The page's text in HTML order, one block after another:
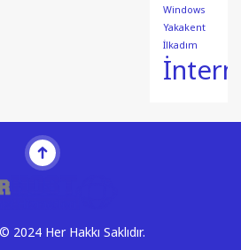
Windows
Yakakent
İlkadım
Her Hakkı Saklıdır.